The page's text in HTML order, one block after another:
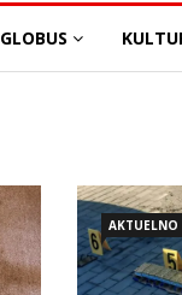
GLOBUS
AKTUELNO